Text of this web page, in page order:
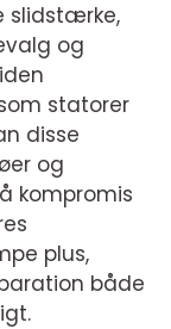
slidstærke,
og
statorer
disse
og
kompromis
plus,
både